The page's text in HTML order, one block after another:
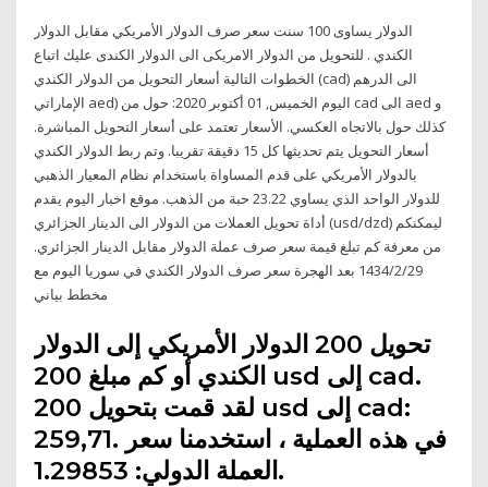
الدولار يساوى 100 سنت سعر صرف الدولار الأمريكي مقابل الدولار
الكندي . للتحويل من الدولار الامريكى الى الدولار الكندى عليك اتباع
الخطوات التالية أسعار التحويل من الدولار الكندي (cad) الى الدرهم
الإماراتي aed) اليوم الخميس, 01 أكتوبر 2020: حول من cad الى aed و
كذلك حول بالاتجاه العكسي. الأسعار تعتمد على أسعار التحويل المباشرة.
أسعار التحويل يتم تحديثها كل 15 دقيقة تقريبا. وتم ربط الدولار الكندي
بالدولار الأمريكي على قدم المساواة باستخدام نظام المعيار الذهبي
للدولار الواحد الذي يساوي 23.22 حبة من الذهب. موقع اخبار اليوم يقدم
أداة تحويل العملات من الدولار الى الدينار الجزائري (usd/dzd) ليمكنكم
من معرفة كم تبلغ قيمة سعر صرف عملة الدولار مقابل الدينار الجزائري.
29‏‏/2‏‏/1434 بعد الهجرة سعر صرف الدولار الكندي في سوريا اليوم مع
مخطط بياني
تحويل 200 الدولار الأمريكي إلى الدولار
الكندي أو كم مبلغ 200 usd إلى cad.
لقد قمت بتحويل 200 usd إلى cad:
259,71. في هذه العملية ، استخدمنا سعر
العملة الدولي: 1.29853.